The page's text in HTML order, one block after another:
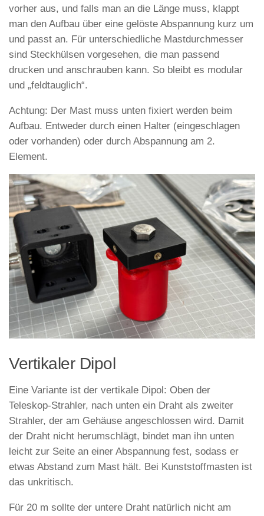
vorher aus, und falls man an die Länge muss, klappt
man den Aufbau über eine gelöste Abspannung kurz um
und passt an. Für unterschiedliche Mastdurchmesser
sind Steckhülsen vorgesehen, die man passend
drucken und anschrauben kann. So bleibt es modular
und „feldtauglich“.
Achtung: Der Mast muss unten fixiert werden beim
Aufbau. Entweder durch einen Halter (eingeschlagen
oder vorhanden) oder durch Abspannung am 2.
Element.
Vertikaler Dipol
Eine Variante ist der vertikale Dipol: Oben der
Teleskop-Strahler, nach unten ein Draht als zweiter
Strahler, der am Gehäuse angeschlossen wird. Damit
der Draht nicht herumschlägt, bindet man ihn unten
leicht zur Seite an einer Abspannung fest, sodass er
etwas Abstand zum Mast hält. Bei Kunststoffmasten ist
das unkritisch.
Für 20 m sollte der untere Draht natürlich nicht am